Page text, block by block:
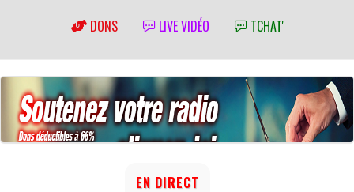
DONS LIVE VIDÉO TCHAT'
EN DIRECT